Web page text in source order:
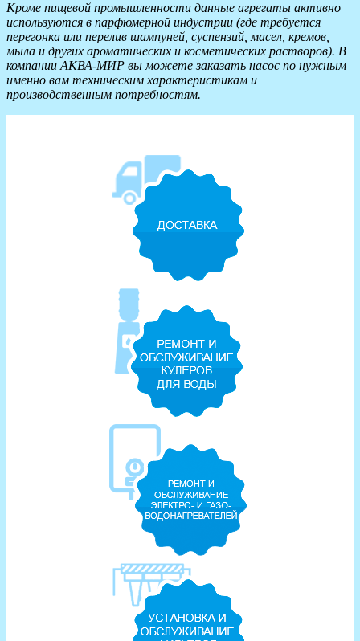
Кроме пищевой промышленности данные агрегаты активно
используются в парфюмерной индустрии (где требуется
перегонка или перелив шампуней, суспензий, масел, кремов,
мыла и других ароматических и косметических растворов). В
компании АКВА-МИР вы можете заказать насос по нужным
именно вам техническим характеристикам и
производственным потребностям.